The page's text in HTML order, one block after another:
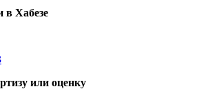
в Хабезе
или оценку